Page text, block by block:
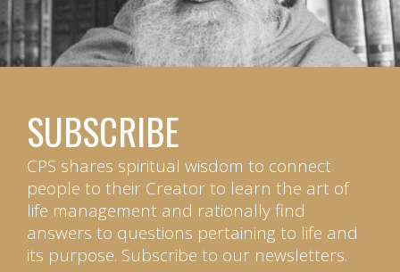
SUBSCRIBE
CPS shares spiritual wisdom to connect
people to their Creator to learn the art of
life management and rationally find
answers to questions pertaining to life and
its purpose. Subscribe to our newsletters.